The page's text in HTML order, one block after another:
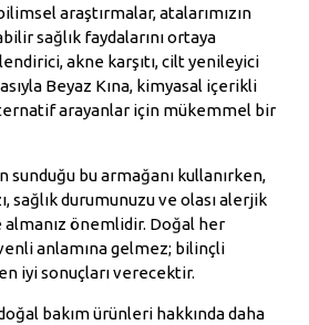
araştırmalar, atalarımızın
sağlık faydalarını ortaya
akne karşıtı, cilt yenileyici
Beyaz Kına, kimyasal içerikli
arayanlar için mükemmel bir
sunduğu bu armağanı kullanırken,
sağlık durumunuzu ve olası alerjik
almanız önemlidir. Doğal her
anlamına gelmez; bilinçli
iyi sonuçları verecektir.
bakım ürünleri hakkında daha